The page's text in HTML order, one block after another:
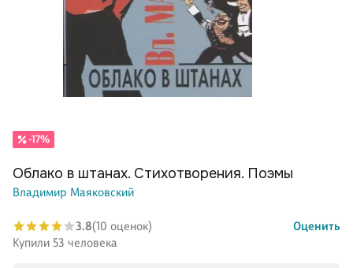
-17%
Облако в штанах. Стихотворения. Поэмы
Владимир Маяковский
3.8(10 оценок)
Оценить
Купили 53 человека